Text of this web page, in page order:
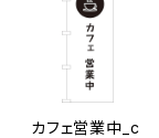
カフェ営業中_c